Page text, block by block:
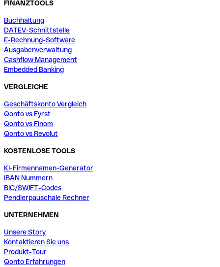
FINANZTOOLS
Buchhaltung
DATEV-Schnittstelle
E-Rechnung-Software
Ausgabenverwaltung
Cashflow Management
Embedded Banking
VERGLEICHE
Geschäftskonto Vergleich
Qonto vs Fyrst
Qonto vs Finom
Qonto vs Revolut
KOSTENLOSE TOOLS
KI-Firmennamen-Generator
IBAN Nummern
BIC/SWIFT-Codes
Pendlerpauschale Rechner
UNTERNEHMEN
Unsere Story
Kontaktieren Sie uns
Produkt-Tour
Qonto Erfahrungen